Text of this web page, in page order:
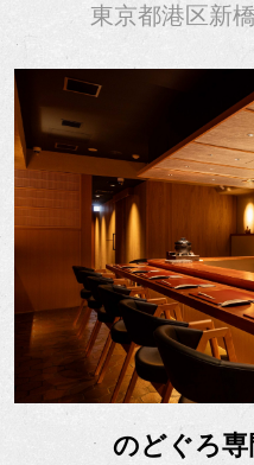
東京都港区新
のどぐろ専